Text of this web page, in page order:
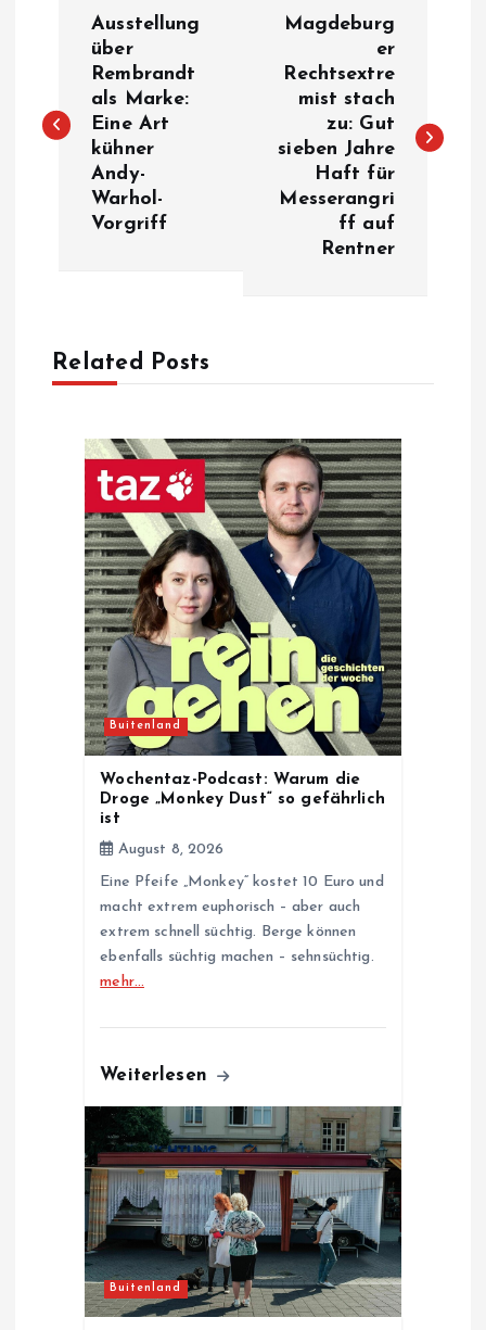
s
Ausstellung
über
Rembrandt
als Marke:
Eine Art
kühner
Andy-
Warhol-
Vorgriff
Magdeburg
er
Rechtsextre
mist stach
zu: Gut
sieben Jahre
Haft für
Messerangri
ff auf
Rentner
Related Posts
Buitenland
Wochentaz-Podcast: Warum die
Droge „Monkey Dust“ so gefährlich
ist
August 8, 2026
Eine Pfeife „Monkey“ kostet 10 Euro und
macht extrem euphorisch – aber auch
extrem schnell süchtig. Berge können
ebenfalls süchtig machen – sehnsüchtig.
mehr…
Weiterlesen
Buitenland